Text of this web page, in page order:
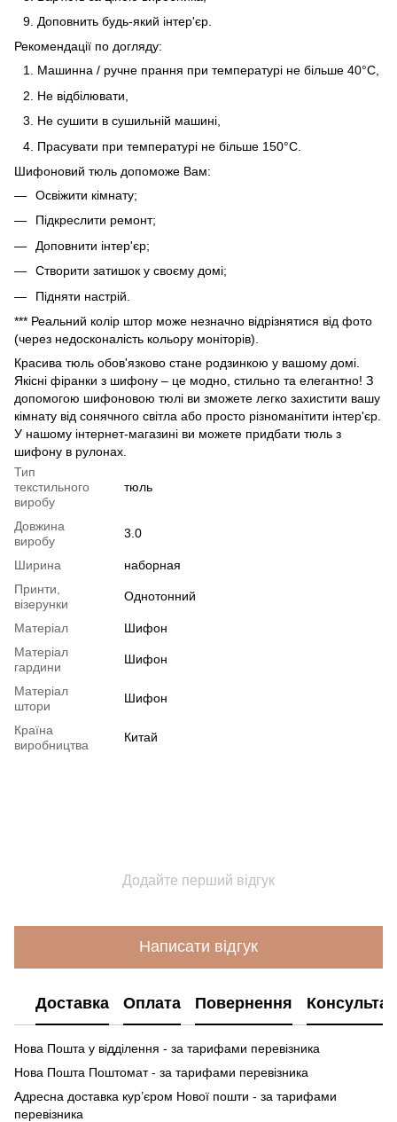
Доповнить будь-який інтер'єр.
Рекомендації по догляду:
Машинна / ручне прання при температурі не більше 40°C,
Не відбілювати,
Не сушити в сушильній машині,
Прасувати при температурі не більше 150°C.
Шифоновий тюль допоможе Вам:
Освіжити кімнату;
Підкреслити ремонт;
Доповнити інтер'єр;
Створити затишок у своєму домі;
Підняти настрій.
*** Реальний колір штор може незначно відрізнятися від фото
(через недосконалість кольору моніторів).
Красива тюль обов'язково стане родзинкою у вашому домі.
Якісні фіранки з шифону – це модно, стильно та елегантно! З
допомогою шифоновою тюлі ви зможете легко захистити вашу
кімнату від сонячного світла або просто різноманітити інтер'єр.
У нашому інтернет-магазині ви можете придбати тюль з
шифону в рулонах.
Тип
текстильного
виробу
тюль
Довжина
виробу
3.0
Ширина
наборная
Принти,
візерунки
Однотонний
Матеріал
Шифон
Матеріал
гардини
Шифон
Матеріал
штори
Шифон
Країна
виробництва
Китай
Додайте перший відгук
Написати відгук
Доставка Оплата Повернення
Нова Пошта у відділення - за тарифами перевізника
Нова Пошта Поштомат - за тарифами перевізника
Адресна доставка кур’єром Нової пошти - за тарифами
перевізника